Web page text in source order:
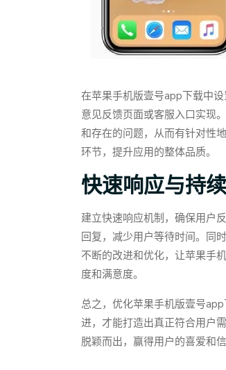
在苹果手机版壹号app下载中
意见反馈页面或客服入口实现
和存在的问题，从而有针对性
环节，提升应用的整体品质。
快速响应与持
建立快速响应机制，确保用户
回复，减少用户等待时间。同
不断的改进和优化，让苹果手
度和满意度。
总之，优化苹果手机版壹号
进，才能打造出真正符合用户
脱颖而出，赢得用户的喜爱和信